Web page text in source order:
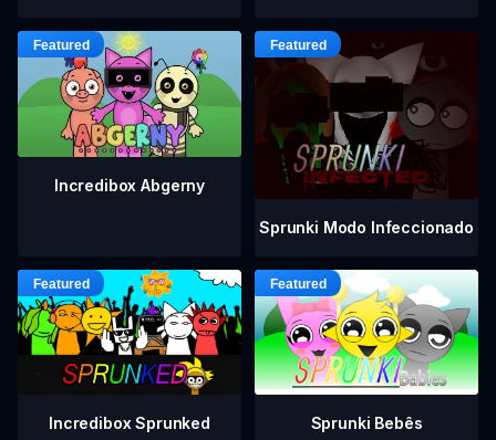
Incredibox Abgerny
Sprunki Modo Infeccionado
Incredibox Sprunked Sprunki Bebês